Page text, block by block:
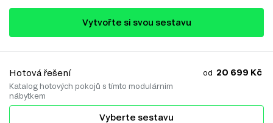
Vytvořte si svou sestavu
Hotová řešení
Katalog hotových pokojů s tímto modulárnim
nábytkem
od 20 699 Kč
Vyberte sestavu